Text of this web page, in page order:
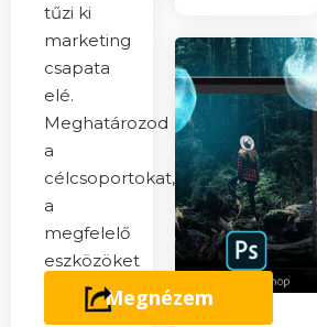
tűzi ki
marketing
csapata
elé.
Meghatározod
a
célcsoportokat,
a
megfelelő
eszközöket
hasznáMegnézem